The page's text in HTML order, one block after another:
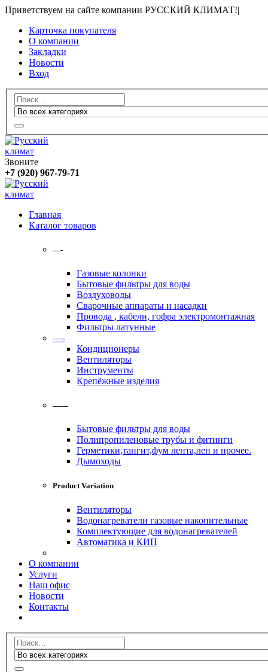
Приветствуем на сайте компании РУССКИЙ КЛИМАТ!|
Карточка покупателя
О компании
Закладки
Новости
Вход
Звоните
+7 (920) 967-79-71
Главная
Каталог товаров
—-
Газовые колонки
Бытовые фильтры для воды
Воздуховоды
Сварочные аппараты и насадки
Провода , кабели, гофра электромонтажная
Фильтры латунные
—-
Кондиционеры
Вентиляторы
Инструменты
Крепёжные изделия
——
Бытовые фильтры для воды
Полипропиленовые трубы и фитинги
Герметики,тангит,фум лента,лен и прочее.
Дымоходы
Product Variation
Вентиляторы
Водонагреватели газовые накопительные
Комплектующие для водонагревателей
Автоматика и КИП
О компании
Услуги
Наш офис
Новости
Контакты